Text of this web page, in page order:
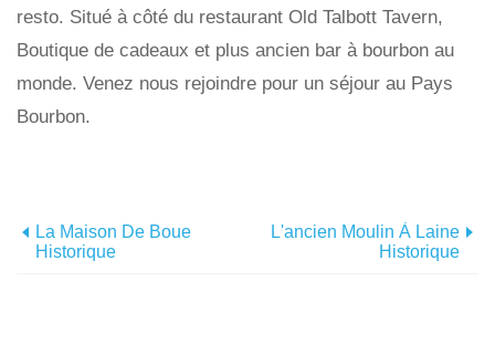
resto. Situé à côté du restaurant Old Talbott Tavern,
Boutique de cadeaux et plus ancien bar à bourbon au
monde. Venez nous rejoindre pour un séjour au Pays
Bourbon.
La Maison De Boue
Historique
L'ancien Moulin À Laine
Historique